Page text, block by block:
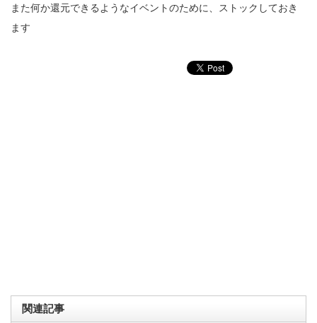
また何か還元できるようなイベントのために、ストックしておき
ます
関連記事